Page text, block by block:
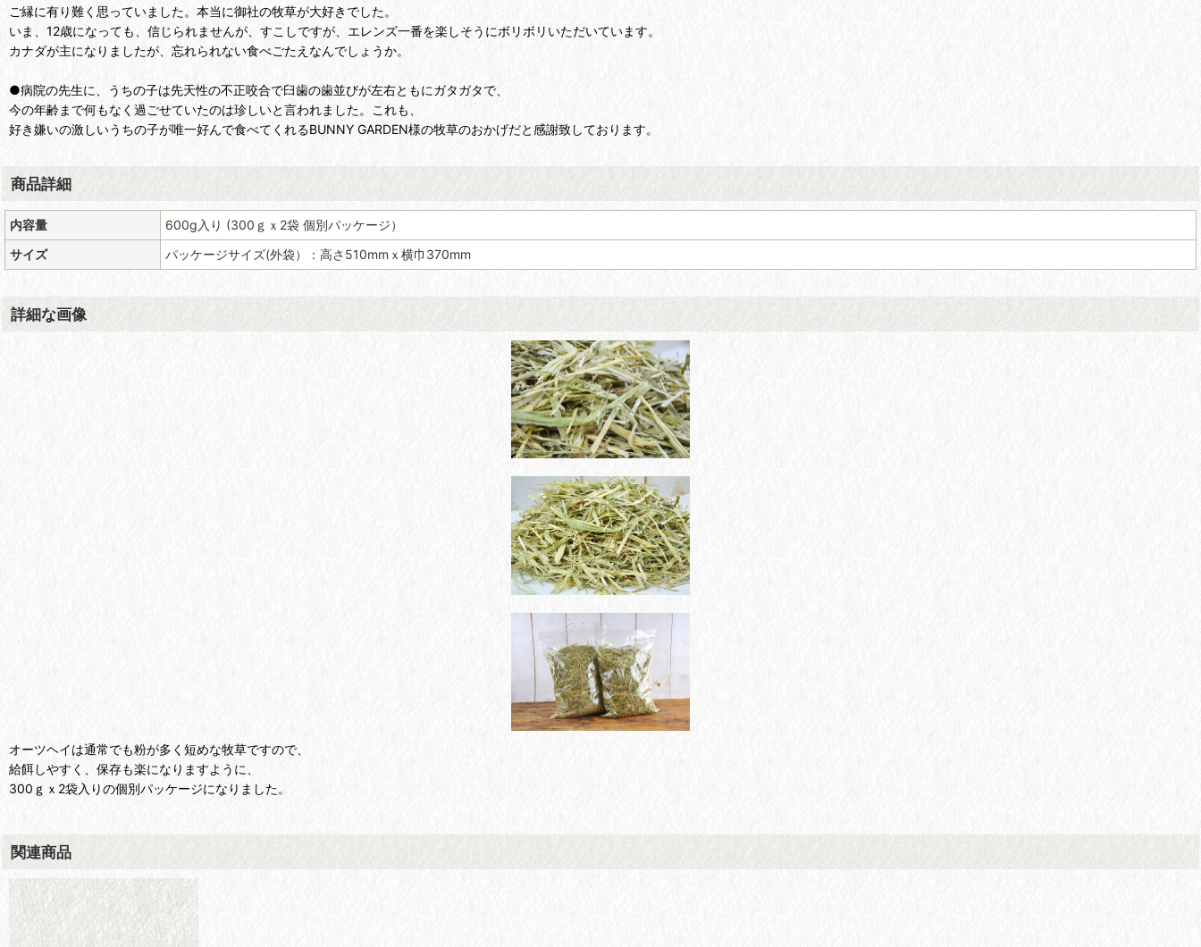
ご縁に有り難く思っていました。本当に御社の牧草が大好きでした。
いま、12歳になっても、信じられませんが、すこしですが、エレンズ一番を楽しそうにボリボリいただいています。
カナダが主になりましたが、忘れられない食べごたえなんでしょうか。
●病院の先生に、うちの子は先天性の不正咬合で臼歯の歯並びが左右ともにガタガタで、
今の年齢まで何もなく過ごせていたのは珍しいと言われました。これも、
好き嫌いの激しいうちの子が唯一好んで食べてくれるBUNNY GARDEN様の牧草のおかげだと感謝致しております。
商品詳細
内容量
600g入り (300ｇｘ2袋 個別パッケージ）
サイズ
パッケージサイズ(外袋）：高さ510mmｘ横巾370mm
詳細な画像
オーツヘイは通常でも粉が多く短めな牧草ですので、
給餌しやすく、保存も楽になりますように、
300ｇｘ2袋入りの個別パッケージになりました。
関連商品